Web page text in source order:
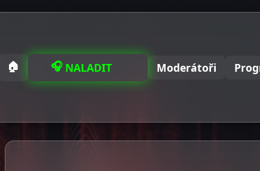
🏠 🎧 NALADIT Moderátoři